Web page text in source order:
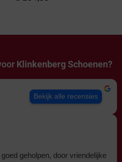
Klinkenberg Schoenen?
Bekijk alle recensies
geholpen, door vriendelijke